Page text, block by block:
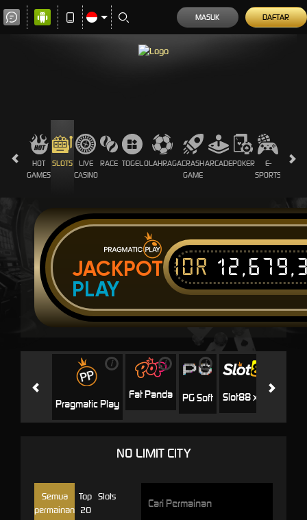
MASUK DAFTAR
HOT
GAMES
SLOTS
LIVE
CASINO
RACE TOGEL OLAHRAGACRASH
GAME
ARCADEPOKER
E-
SPORTS
JACKPOT
PLAY
IDR
i
Pragmatic Play
i
Fat Panda
i
PG Soft Slot88 x PP
NO LIMIT CITY
Semua
permainan
Top
20
Slots